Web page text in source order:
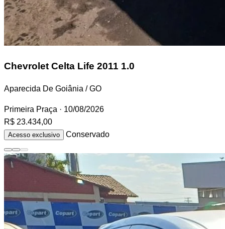
Chevrolet Celta Life 2011 1.0
Aparecida De Goiânia / GO
Primeira Praça · 10/08/2026
R$ 23.434,00
Acesso exclusivo Conservado